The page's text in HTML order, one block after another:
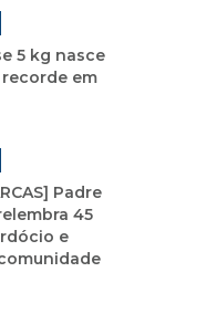
5 kg nasce
recorde em
Padre
45
e